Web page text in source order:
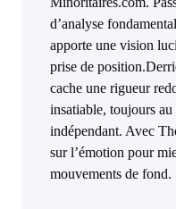
d’analyse
apporte une vision
prise de
cache une rigueur
insatiable, toujours au
indépendant. Avec
sur l’émotion pour
mouvements de fond.